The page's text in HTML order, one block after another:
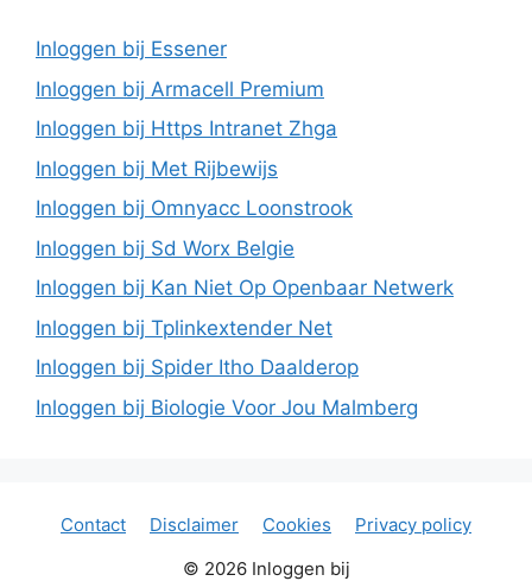
Inloggen bij Essener
Inloggen bij Armacell Premium
Inloggen bij Https Intranet Zhga
Inloggen bij Met Rijbewijs
Inloggen bij Omnyacc Loonstrook
Inloggen bij Sd Worx Belgie
Inloggen bij Kan Niet Op Openbaar Netwerk
Inloggen bij Tplinkextender Net
Inloggen bij Spider Itho Daalderop
Inloggen bij Biologie Voor Jou Malmberg
Contact Disclaimer Cookies
Privacy policy
© 2026 Inloggen bij